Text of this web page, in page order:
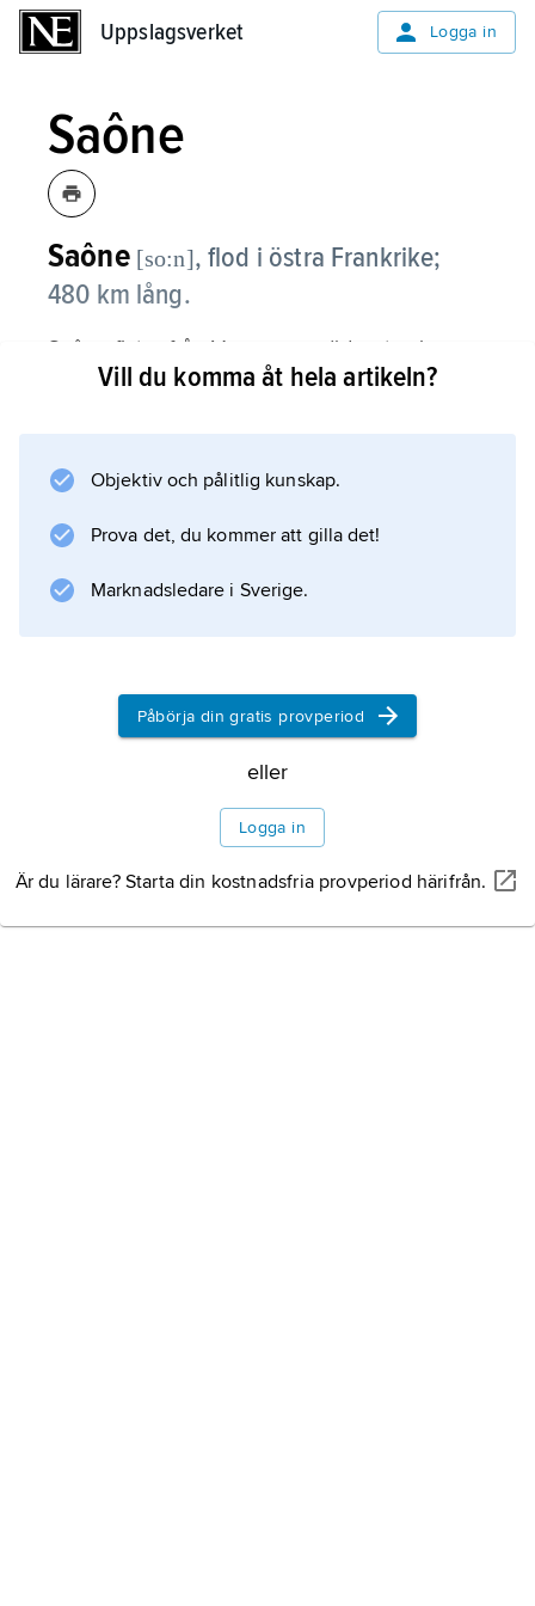
Uppslagsverket Logga in
Saône
Saône [so:n],flod i östra Frankrike;
480 km lång.
Saône flyter från Vogeserna söderut och
mynnar i Rhône vid Lyon.
/s och avrinningsområdet 29 900 km
. Saône har kanalförbindelse med bl.a. Rhen
Vill du komma åt hela artikeln?
Objektiv och pålitlig kunskap.
Prova det, du kommer att gilla det!
Marknadsledare i Sverige.
Påbörja din gratis provperiod
eller
Logga in
Är du lärare? Starta din kostnadsfria provperiod härifrån.